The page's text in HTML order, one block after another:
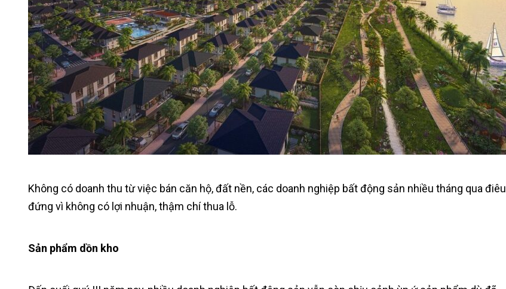
Không có doanh thu từ việc bán căn hộ, đất nền, các doanh nghiệp bất động sản nhiều tháng qua điêu
đứng vì không có lợi nhuận, thậm chí thua lỗ.
Sản phẩm dồn kho